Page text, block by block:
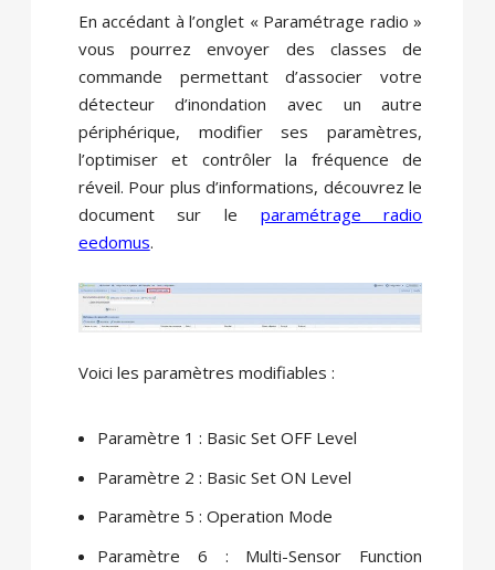
En accédant à l’onglet « Paramétrage radio »
vous pourrez envoyer des classes de
commande permettant d’associer votre
détecteur d’inondation avec un autre
périphérique, modifier ses paramètres,
l’optimiser et contrôler la fréquence de
réveil. Pour plus d’informations, découvrez le
document sur le paramétrage radio
eedomus.
Voici les paramètres modifiables :
Paramètre 1 : Basic Set OFF Level
Paramètre 2 : Basic Set ON Level
Paramètre 5 : Operation Mode
Paramètre 6 : Multi-Sensor Function